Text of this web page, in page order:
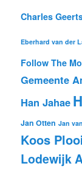
Charles
Eberhard van der
Follow The
Gemeente
Han Jahae
Jan Otten Jan
Koos
Lodewijk